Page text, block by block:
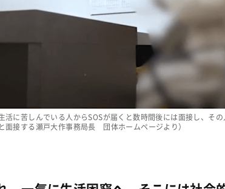
に苦しんでいる人からSOSが届くと数時間後には面接し、そ
面接する瀬戸大作事務局長 団体ホームページより）